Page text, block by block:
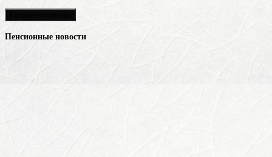
Пенсионные новости